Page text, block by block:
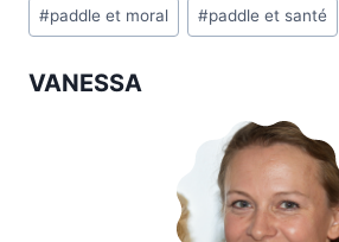
la#paddle et moral #paddle et santé
VANESSA